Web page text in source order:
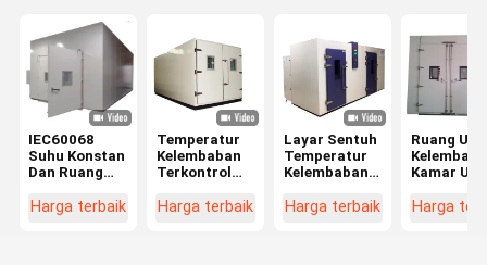
IEC60068
Suhu Konstan
Dan Ruang
Berjalan Di
Harga terbaik
Temperatur
Kelembaban
Terkontrol
Lingkungan
Harga terbaik
Layar Sentuh
Temperatur
Kelembaban
Iklim,
Harga terbaik
Ruang Uji
Kamar Uji
- Di Ruang
Harga